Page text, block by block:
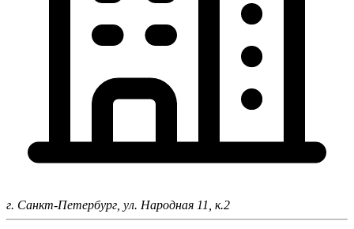
г. Санкт-Петербург, ул. Народная 11, к.2